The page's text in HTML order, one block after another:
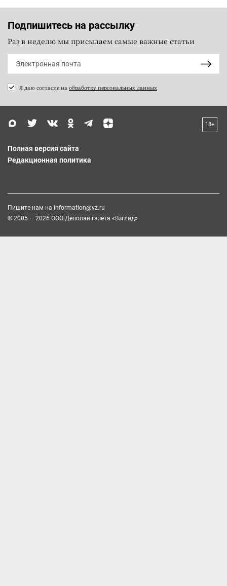
Подпишитесь на рассылку
Раз в неделю мы присылаем самые важные статьи
Я даю согласие на обработку персональных данных
18+
Полная версия сайта
Редакционная политика
Пишите нам на information@vz.ru
© 2005 — 2026 ООО Деловая газета «Взгляд»